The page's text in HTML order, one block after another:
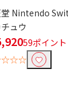
Nintendo
ュウ
59ポイント